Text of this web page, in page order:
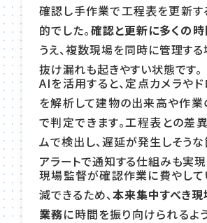
確認し手作業で工程表を更新
的でした。確認と更新に多くの
うえ、複数現場を同時に管理す
抜け漏れも起きやすい状態です。
AIを活用すると、定点カメラや
を解析して建物の出来高や作
で判定できます。工程表との差
ムで検出し、遅延が発生しそう
アラートで通知する仕組みも実現
現場監督が確認作業に費やし
減できるため、本来集中すべき
業務に時間を振り向けられるよ